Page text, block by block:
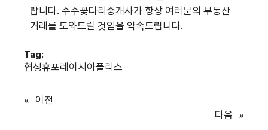
랍니다. 수수꽃다리중개사가 항상 여러분의 부동산
거래를 도와드릴 것임을 약속드립니다.
Tag:
협성휴포레이시아폴리스
« 이전
다음 »